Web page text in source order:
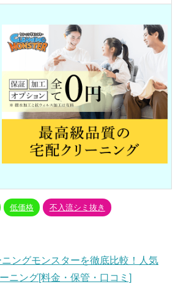
低価格 不入流シミ抜き
ングモンスターを徹底比較！人気
ニング[料金・保管・口コミ]